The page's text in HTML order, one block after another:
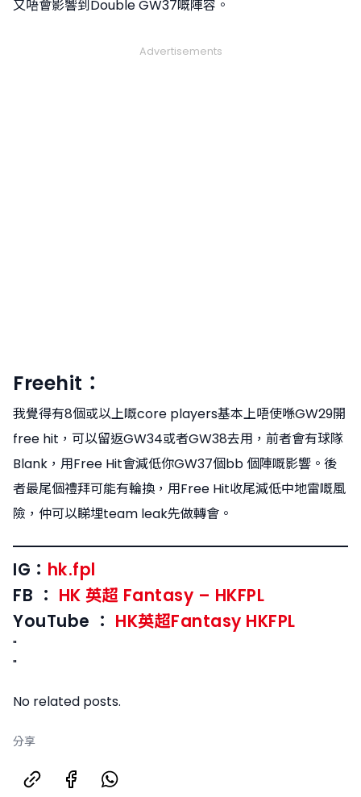
又唔會影響到Double GW37嘅陣容。
Advertisements
Freehit：
我覺得有8個或以上嘅core players基本上唔使喺GW29開
free hit，可以留返GW34或者GW38去用，前者會有球隊
Blank，用Free Hit會減低你GW37個bb 個陣嘅影響。後
者最尾個禮拜可能有輪換，用Free Hit收尾減低中地雷嘅風
險，仲可以睇埋team leak先做轉會。
IG： hk.fpl
FB ： HK 英超 Fantasy – HKFPL
YouTube ： HK英超Fantasy HKFPL
"
"
No related posts.
分享